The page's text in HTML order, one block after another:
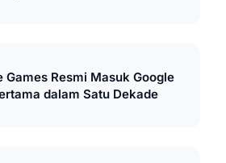
Games Resmi Masuk Google
dalam Satu Dekade